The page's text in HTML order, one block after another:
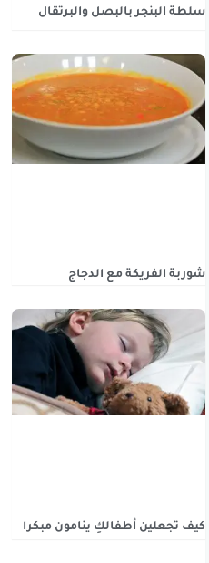
سلطة البنجر بالبصل والبرتقال
شوربة الفريكة مع الدجاج
كيف تجعلين أطفالكِ ينامون مبكرا